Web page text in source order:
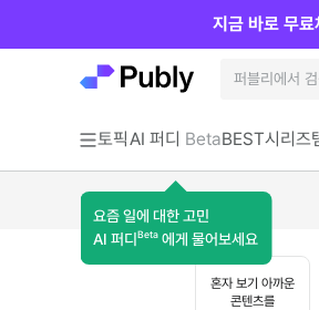
토픽AI 퍼디 Beta
요즘 일에 대한 고민
AI 퍼디 Beta 에게 물어보세요
BEST시리즈
지금 바로 무
혼자 보기 아까운
콘텐츠를